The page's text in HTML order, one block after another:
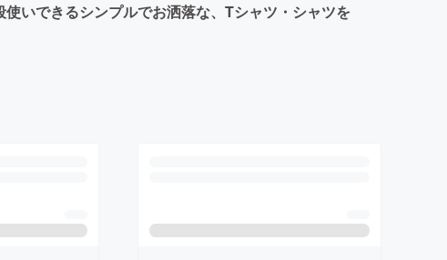
いできるシンプルでお洒落な、Tシャツ・シャツを